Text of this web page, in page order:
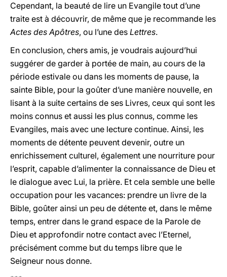
Cependant, la beauté de lire un Evangile tout d’une
traite est à découvrir, de même que je recommande les
Actes des Apôtres, ou l’une des Lettres.
En conclusion, chers amis, je voudrais aujourd’hui
suggérer de garder à portée de main, au cours de la
période estivale ou dans les moments de pause, la
sainte Bible, pour la goûter d’une manière nouvelle, en
lisant à la suite certains de ses Livres, ceux qui sont les
moins connus et aussi les plus connus, comme les
Evangiles, mais avec une lecture continue. Ainsi, les
moments de détente peuvent devenir, outre un
enrichissement culturel, également une nourriture pour
l’esprit, capable d’alimenter la connaissance de Dieu et
le dialogue avec Lui, la prière. Et cela semble une belle
occupation pour les vacances: prendre un livre de la
Bible, goûter ainsi un peu de détente et, dans le même
temps, entrer dans le grand espace de la Parole de
Dieu et approfondir notre contact avec l’Eternel,
précisément comme but du temps libre que le
Seigneur nous donne.